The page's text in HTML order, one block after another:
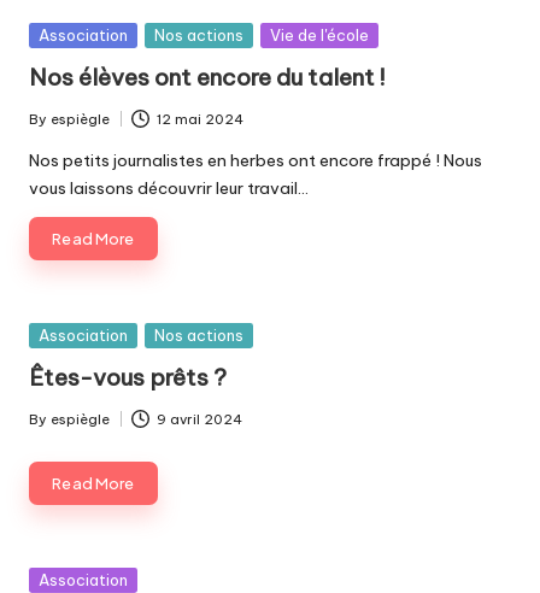
Posted
Association Nos actions Vie de l'école
Nos élèves ont encore du talent !
Posted
by
By espiègle 12 mai 2024
Nos petits journalistes en herbes ont encore frappé ! Nous
vous laissons découvrir leur travail…
Read More
Posted
in
Association Nos actions
Êtes-vous prêts ?
Posted
By espiègle 9 avril 2024
Read More
Posted
Association